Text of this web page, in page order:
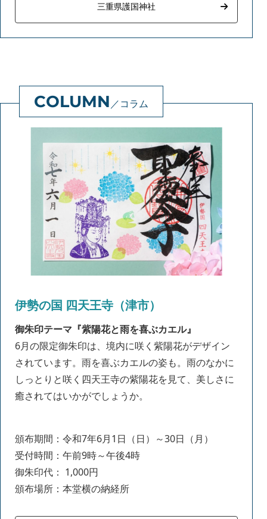
三重県護国神社
コラム
伊勢の国 四天王寺（津市）
御朱印テーマ『紫陽花と雨を喜ぶカエル』
6月の限定御朱印は、境内に咲く紫陽花がデザイン
されています。雨を喜ぶカエルの姿も。雨のなかに
しっとりと咲く四天王寺の紫陽花を見て、美しさに
癒されてはいかがでしょうか。
頒布期間：令和7年6月1日（日）～30日（月）
受付時間：午前9時～午後4時
御朱印代： 1,000円
頒布場所：本堂横の納経所